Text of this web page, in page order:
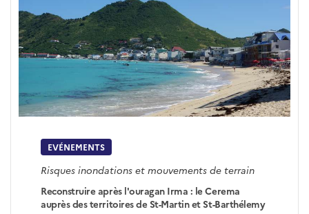
EVÉNEMENTS
Risques inondations et mouvements de terrain
Reconstruire après l'ouragan Irma : le Cerema
auprès des territoires de St-Martin et St-Barthélemy